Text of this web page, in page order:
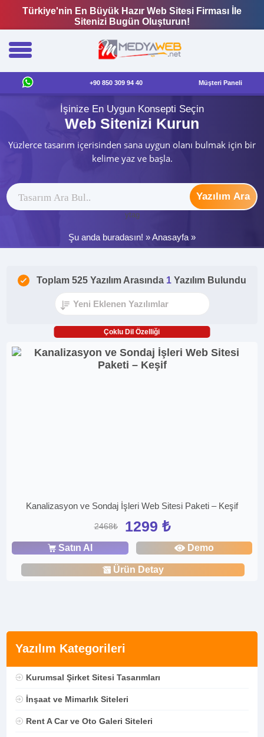
Türkiye'nin En Büyük Hazır Web Sitesi Firması İle
Sitenizi Bugün Oluşturun!
+90 850 309 94 40 Müşteri Paneli
İşinize En Uygun Konsepti Seçin
Web Sitenizi Kurun
Yüzlerce tasarım içerisinden sana uygun olanı bulmak için bir
kelime yaz ve başla.
Yazılım Ara
ytag
Şu anda buradasın! »Anasayfa »
Yazılım Kategorileri
Kurumsal Şirket Sitesi Tasarımları
İnşaat ve Mimarlık Siteleri
Rent A Car ve Oto Galeri Siteleri
Toplam 525 Yazılım Arasında 1 Yazılım Bulundu
Çoklu Dil Özelliği
Kanalizasyon ve Sondaj İşleri Web Sitesi Paketi – Keşif
2468₺ 1299 ₺
Satın Al Demo
Ürün Detay